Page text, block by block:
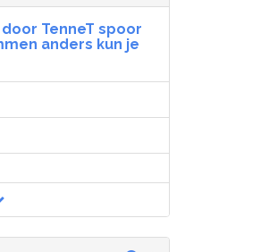
TenneT spoor
anders kun je